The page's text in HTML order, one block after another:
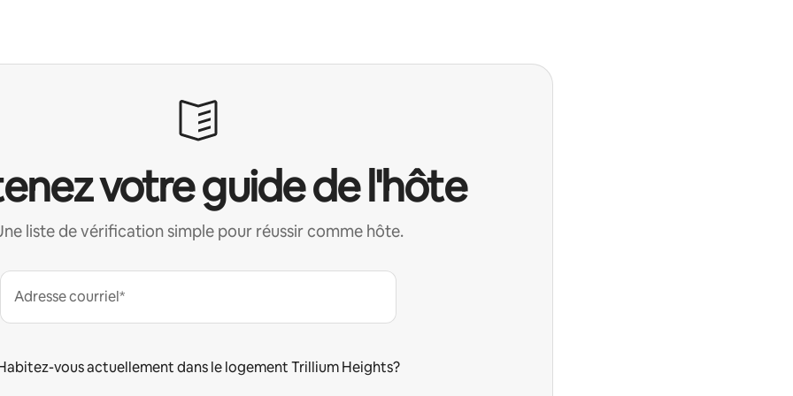
votre guide de l'hôte
liste de vérification simple pour réussir comme hôte.
Adresse courriel*
vous actuellement dans le logement Trillium Heights?